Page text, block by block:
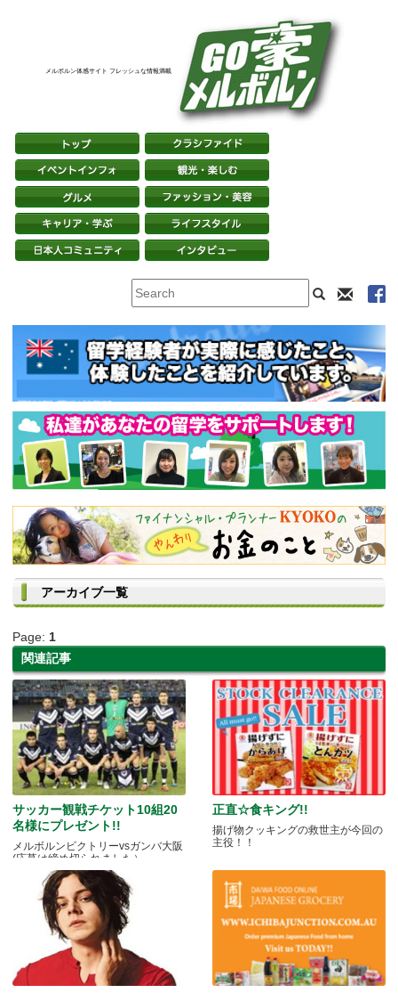
メルボルン体感サイト フレッシュな情報満載
アーカイブ一覧
Page: 1
関連記事
サッカー観戦チケット10組20
名様にプレゼント!!
メルボルンビクトリーvsガンバ大阪
(応募は締め切られました）
正直☆食キング!!
揚げ物クッキングの救世主が今回の
主役！！